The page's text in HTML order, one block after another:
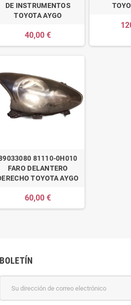
DE INSTRUMENTOS
TOYOTA AYGO
40,00 €
81110-0H010
FARO DELANTERO
TOYOTA AYGO
60,00 €
BOLETÍN